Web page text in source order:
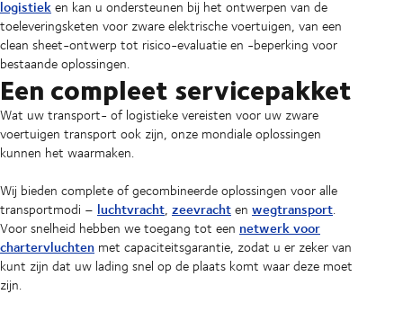
logistieken kan u ondersteunen bij het ontwerpen van de
toeleveringsketen voor zware elektrische voertuigen, van een
clean sheet-ontwerp tot risico-evaluatie en -beperking voor
bestaande oplossingen.
Een compleet servicepakket
Wat uw transport- of logistieke vereisten voor uw zware
voertuigen transport ook zijn, onze mondiale oplossingen
kunnen het waarmaken.
Wij bieden complete of gecombineerde oplossingen voor alle
transportmodi – luchtvracht, zeevrachten wegtransport.
Voor snelheid hebben we toegang tot een netwerk voor
chartervluchten met capaciteitsgarantie, zodat u er zeker van
kunt zijn dat uw lading snel op de plaats komt waar deze moet
zijn.